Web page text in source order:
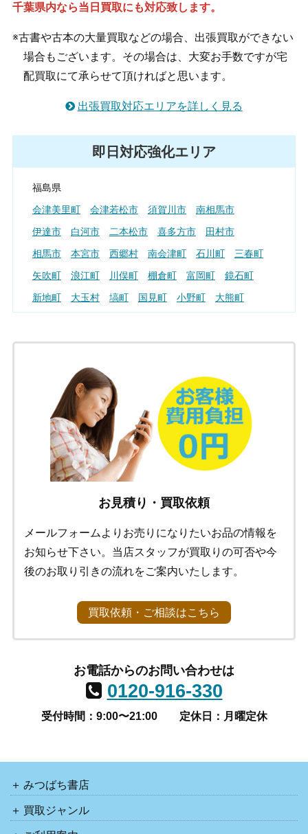
千葉県内なら当日買取にも対応致します。
※古書や古本の大量買取などの場合、出張買取ができない
場合もございます。その場合は、大変お手数ですが宅
配買取にて承らせて頂ければと思います。
出張買取対応エリアを詳しく見る
即日対応強化エリア
福島県
会津美里町
会津若松市 須賀川市
南相馬市
伊達市
白河市 二本松市 喜多方市
田村市
相馬市
本宮市 西郷村 南会津町 石川町
三春町
矢吹町
浪江町 川俣町 棚倉町 富岡町
鏡石町
新地町
大玉村 塙町 国見町 小野町
大熊町
双葉町
浅川町 西会津町 玉川村 楢葉町
川内村
郡山市 いわき市
新潟県
上越市
長岡市 新潟市西区
新潟市東区
新潟市秋葉区
三条市 新発田市 柏崎市
燕市
新潟市江南区 新潟市北区
聖籠町
小千谷市 魚沼市 見附市
阿賀野市
妙高市
新潟市中央区 糸魚川市 阿賀町
田上町
胎内市
新潟市
登米市 栗原市 気仙沼市 塩竈市
利府町
多賀城市 柴田町 東松島市
岩沼市
富谷町
美里町 大河原町 加美町 大和町
角田市
七ケ浜町
色麻町 村田町 川崎町 大郷町
女川町
蔵王町
大衡村
岩手県
お見積り・買取依頼
メールフォームよりお売りになりたいお品の情報を
お知らせ下さい。当店スタッフが買取りの可否や今
後のお取り引きの流れをご案内いたします。
買取依頼・ご相談はこちら
お電話からのお問い合わせは
0120-916-330
受付時間：9:00〜21:00 定休日：月曜定休
みつばち書店
買取ジャンル